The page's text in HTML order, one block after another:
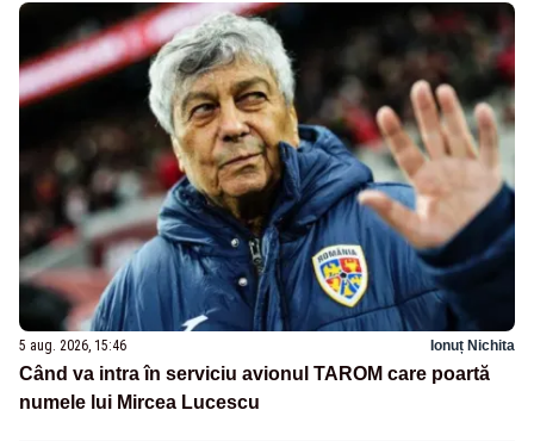
5 aug. 2026, 15:46 Ionuț Nichita
Când va intra în serviciu avionul TAROM care poartă
numele lui Mircea Lucescu